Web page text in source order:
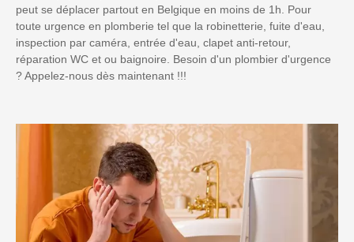
peut se déplacer partout en Belgique en moins de 1h. Pour
toute urgence en plomberie tel que la robinetterie, fuite d'eau,
inspection par caméra, entrée d'eau, clapet anti-retour,
réparation WC et ou baignoire. Besoin d'un plombier d'urgence
? Appelez-nous dès maintenant !!!